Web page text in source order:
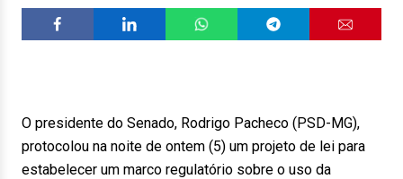
O presidente do Senado, Rodrigo Pacheco (PSD-MG),
protocolou na noite de ontem (5) um projeto de lei para
estabelecer um marco regulatório sobre o uso da